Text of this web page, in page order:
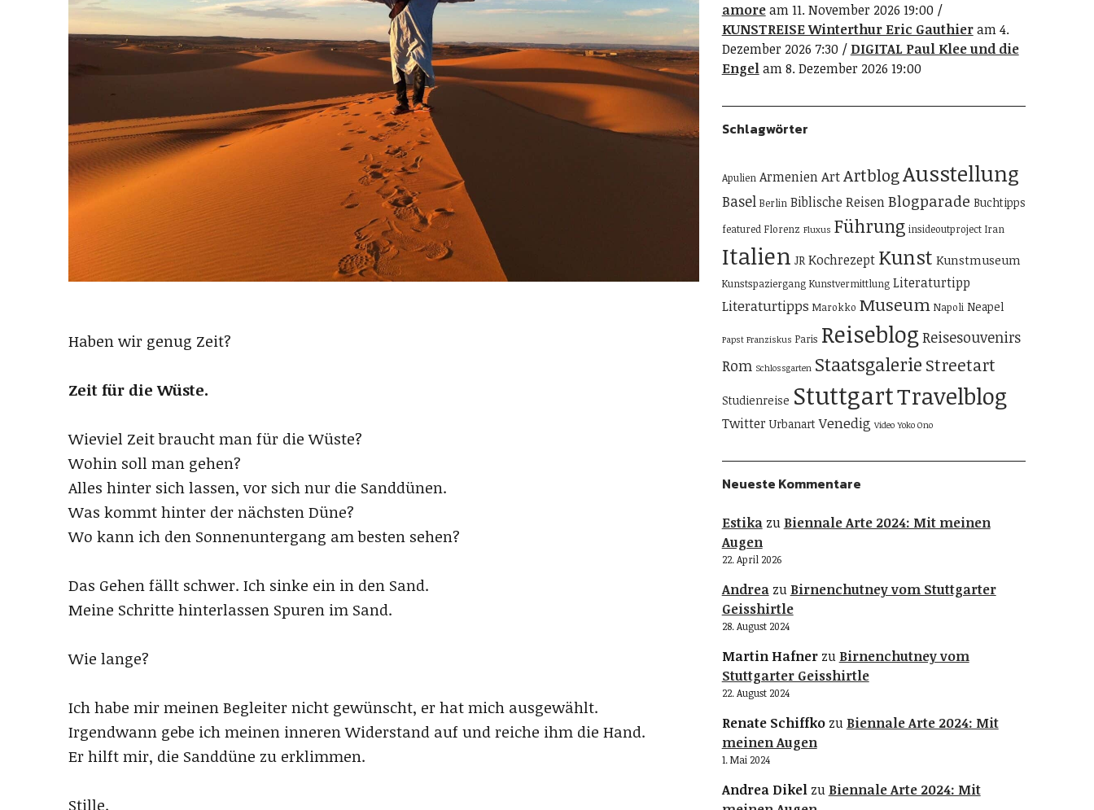
Haben wir genug Zeit?
Zeit für die Wüste.
Wieviel Zeit braucht man für die Wüste?
Wohin soll man gehen?
Alles hinter sich lassen, vor sich nur die Sanddünen.
Was kommt hinter der nächsten Düne?
Wo kann ich den Sonnenuntergang am besten sehen?
Das Gehen fällt schwer. Ich sinke ein in den Sand.
Meine Schritte hinterlassen Spuren im Sand.
Wie lange?
Ich habe mir meinen Begleiter nicht gewünscht, er hat mich ausgewählt.
Irgendwann gebe ich meinen inneren Widerstand auf und reiche ihm die Hand.
Er hilft mir, die Sanddüne zu erklimmen.
Stille.
amoream 11. November 2026 19:00
KUNSTREISE Winterthur Eric Gauthieram 4.
Dezember 2026 7:30
DIGITAL Paul Klee und die
Engelam 8. Dezember 2026 19:00
Schlagwörter
Apulien ArmenienArtArtblogAusstellung
Basel Berlin Biblische ReisenBlogparade Buchtipps
featured Florenz Fluxus Führung insideoutproject Iran
Italien JR Kochrezept Kunst Kunstmuseum
Kunstspaziergang Kunstvermittlung Literaturtipp
Literaturtipps Marokko Museum Napoli Neapel
Papst Franziskus Paris Reiseblog Reisesouvenirs
Rom Schlossgarten Staatsgalerie Streetart
Studienreise StuttgartTravelblog
Twitter Urbanart Venedig Video Yoko Ono
Neueste Kommentare
Estikazu Biennale Arte 2024: Mit meinen
Augen
22. April 2026
Andreazu Birnenchutney vom Stuttgarter
Geisshirtle
28. August 2024
Martin Hafnerzu Birnenchutney vom
Stuttgarter Geisshirtle
22. August 2024
Renate Schiffkozu Biennale Arte 2024: Mit
meinen Augen
1. Mai 2024
Andrea Dikelzu Biennale Arte 2024: Mit